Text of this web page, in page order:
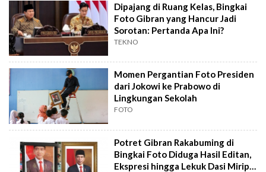
Dipajang di Ruang Kelas, Bingkai
Foto Gibran yang Hancur Jadi
Sorotan: Pertanda Apa Ini?
TEKNO
Momen Pergantian Foto Presiden
dari Jokowi ke Prabowo di
Lingkungan Sekolah
FOTO
Potret Gibran Rakabuming di
Bingkai Foto Diduga Hasil Editan,
Ekspresi hingga Lekuk Dasi Mirip